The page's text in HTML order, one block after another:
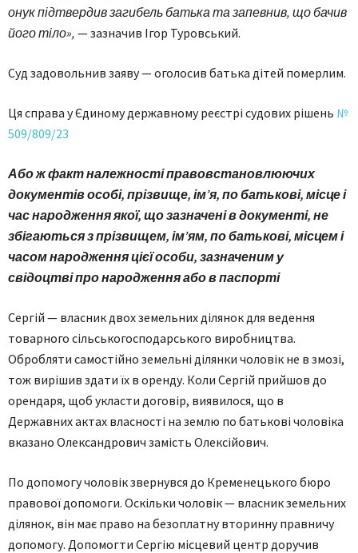
онук підтвердив загибель батька та запевнив, що бачив
його тіло», — зазначив Ігор Туровський.
Суд задовольнив заяву — оголосив батька дітей померлим.
Ця справа у Єдиному державному реєстрі судових рішень №
509/809/23
Або ж факт належності правовстановлюючих
документів особі, прізвище, ім’я, по батькові, місце і
час народження якої, що зазначені в документі, не
збігаються з прізвищем, ім’ям, по батькові, місцем і
часом народження цієї особи, зазначеним у
свідоцтві про народження або в паспорті
Сергій — власник двох земельних ділянок для ведення
товарного сільськогосподарського виробництва.
Обробляти самостійно земельні ділянки чоловік не в змозі,
тож вирішив здати їх в оренду. Коли Сергій прийшов до
орендаря, щоб укласти договір, виявилося, що в
Державних актах власності на землю по батькові чоловіка
вказано Олександрович замість Олексійович.
По допомогу чоловік звернувся до Кременецького бюро
правової допомоги. Оскільки чоловік — власник земельних
ділянок, він має право на безоплатну вторинну правничу
допомогу. Допомогти Сергію місцевий центр доручив